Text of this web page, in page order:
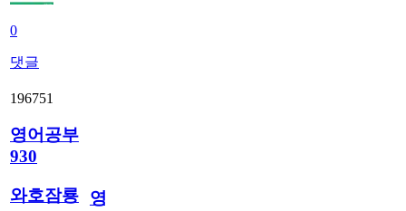
0
댓글
196751
영어공부
930
와호잠룡
영